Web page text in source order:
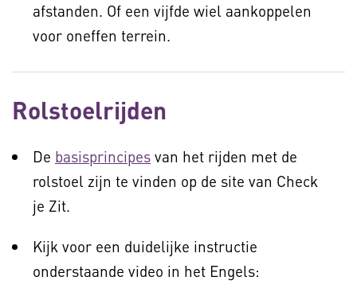
afstanden. Of een vijfde wiel aankoppelen
voor oneffen terrein.
Rolstoelrijden
De basisprincipes van het rijden met de
rolstoel zijn te vinden op de site van Check
je Zit.
Kijk voor een duidelijke instructie
onderstaande video in het Engels: